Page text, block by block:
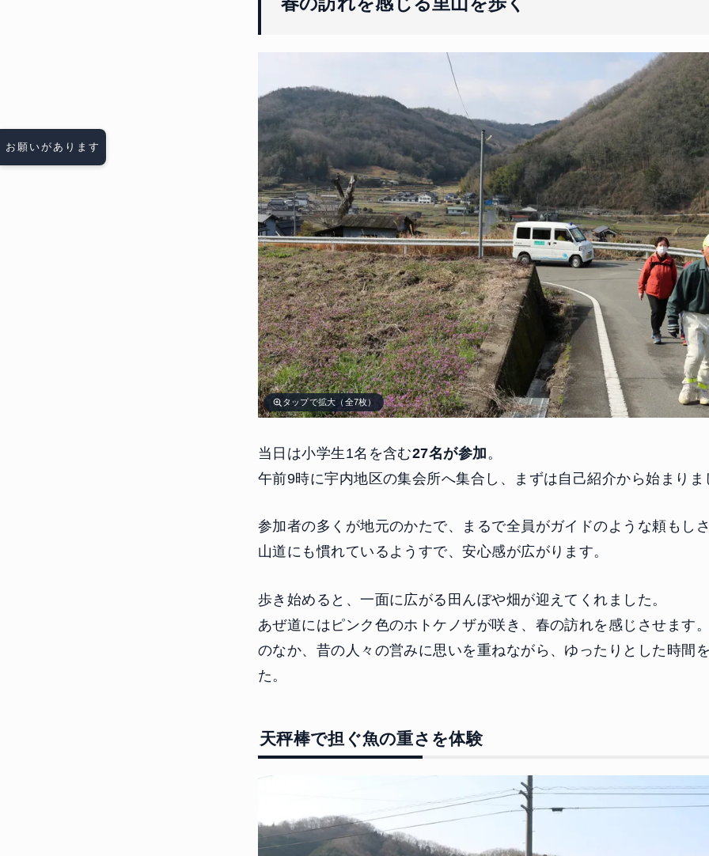
タップで拡大（全7枚）
当日は小学生1名を含む27名が参加 。
午前9時に宇内地区の集会所へ集合し、まずは自己紹介から始まりま
参加者の多くが地元のかたで、まるで全員がガイドのような頼もし
山道にも慣れているようすで、安心感が広がります。
歩き始めると、一面に広がる田んぼや畑が迎えてくれました。
あぜ道にはピンク色のホトケノザが咲き、春の訪れを感じさせます
のなか、昔の人々の営みに思いを重ねながら、ゆったりとした時間
た。
天秤棒で担ぐ魚の重さを体験
お願いがあります